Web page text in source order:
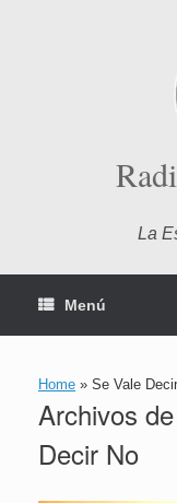
La
Menú
Home » Se Vale
Archivos
Decir No